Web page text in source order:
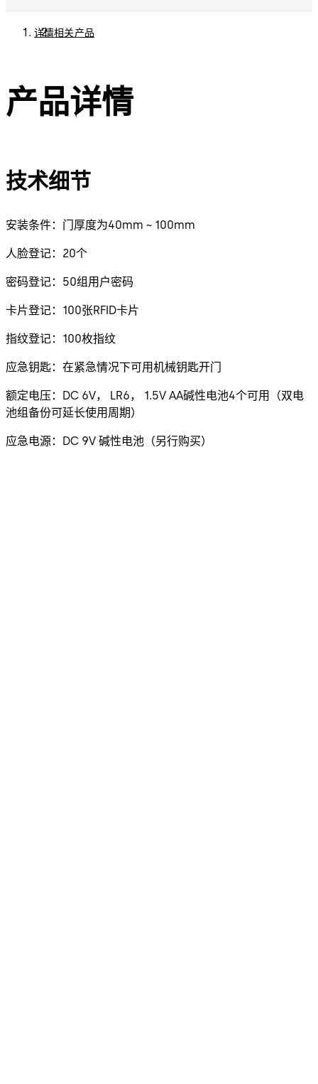
详情相关产品
产品详情
技术细节
安装条件：门厚度为40mm ~ 100mm
人脸登记：20个
密码登记：50组用户密码
卡片登记：100张RFID卡片
指纹登记：100枚指纹
应急钥匙：在紧急情况下可用机械钥匙开门
额定电压：DC 6V， LR6， 1.5V AA碱性电池4个可用（双电
池组备份可延长使用周期）
应急电源：DC 9V 碱性电池（另行购买）